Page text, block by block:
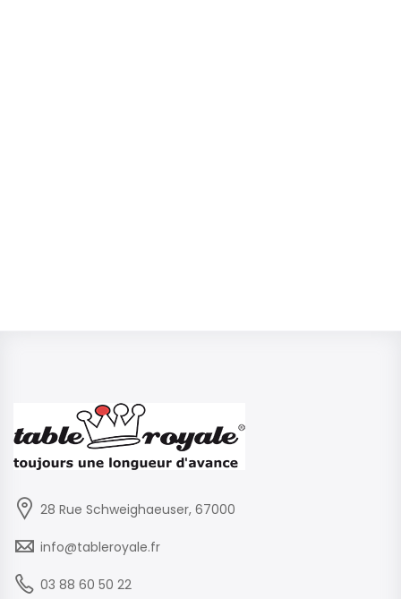
28 Rue Schweighaeuser, 67000
info@tableroyale.fr
03 88 60 50 22